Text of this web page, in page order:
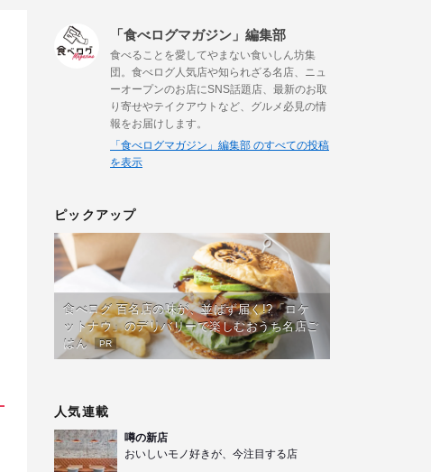
「食べログマガジン」編集部
食べることを愛してやまない食いしん坊集
団。食べログ人気店や知られざる名店、ニュ
ーオープンのお店にSNS話題店、最新のお取
り寄せやテイクアウトなど、グルメ必見の情
報をお届けします。
「食べログマガジン」編集部 のすべての投稿
を表示
ピックアップ
食べログ 百名店の味が、並ばず届く!?「ロケ
ットナウ」のデリバリーで楽しむおうち名店ご
はん
PR
人気連載
噂の新店
おいしいモノ好きが、今注目する店